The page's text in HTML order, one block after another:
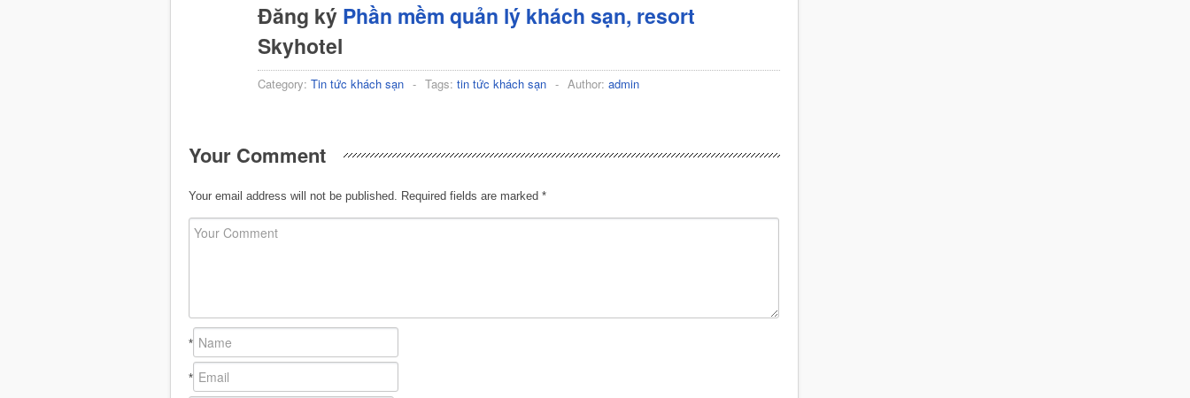
Đăng ký Phần mềm quản lý khách sạn, resort
Skyhotel
Category: Tin tức khách sạn - Tags: tin tức khách sạn - Author: admin
Your Comment
Your email address will not be published. Required fields are marked *
*
*